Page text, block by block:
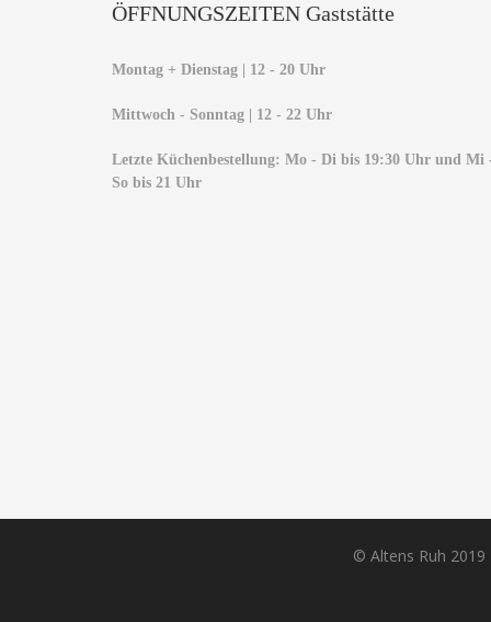
ÖFFNUNGSZEITEN Gaststätte
Montag + Dienstag | 12 - 20 Uhr
Mittwoch - Sonntag | 12 - 22 Uhr
Letzte Küchenbestellung: Mo - Di bis 19:30 Uhr und Mi
So bis 21 Uhr
© Altens Ruh